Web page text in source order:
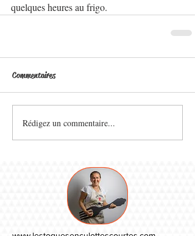
quelques heures au frigo.
Commentaires
Rédigez un commentaire...